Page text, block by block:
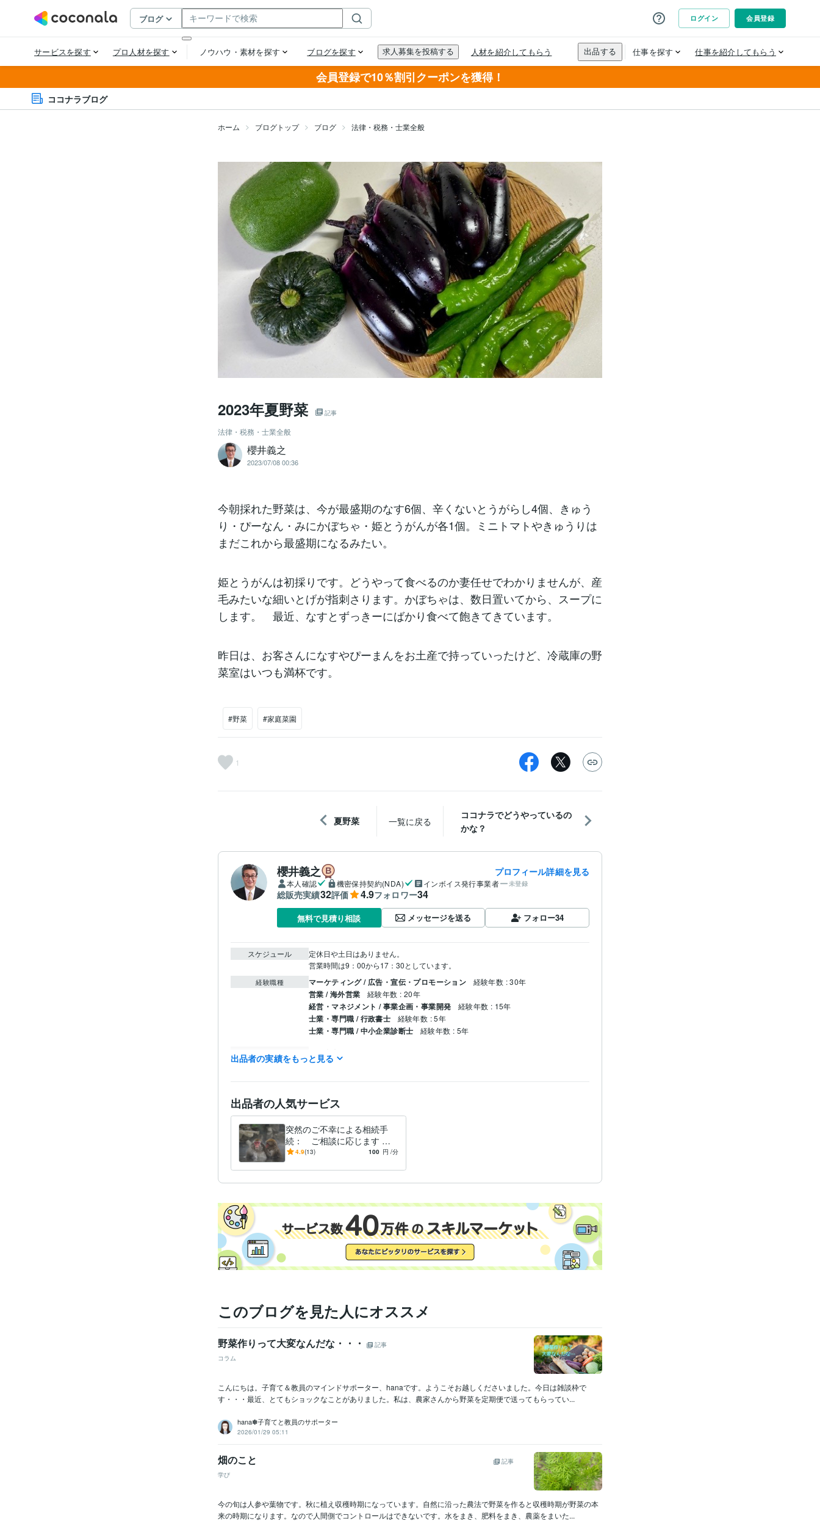
会員登録で10％割引クーポンを獲得！
ココナラブログ
ホーム ブログトップ ブログ 法律・税務・士業全般
2023年夏野菜 記事
法律・税務・士業全般
櫻井義之
2023/07/08 00:36
今朝採れた野菜は、今が最盛期のなす6個、辛くないとうがらし4個、きゅう
り・ぴーなん・みにかぼちゃ・姫とうがんが各1個。ミニトマトやきゅうりは
まだこれから最盛期になるみたい。
姫とうがんは初採りです。どうやって食べるのか妻任せでわかりませんが、産
毛みたいな細いとげが指刺さります。かぼちゃは、数日置いてから、スープに
します。 最近、なすとずっきーにばかり食べて飽きてきています。
昨日は、お客さんになすやぴーまんをお土産で持っていったけど、冷蔵庫の野
菜室はいつも満杯です。
#野菜 #家庭菜園
1
夏野菜 一覧に戻る
ココナラでどうやっているの
かな？
櫻井義之 プロフィール詳細を見る
本人確認 機密保持契約(NDA) インボイス発行事業者 未登録
総販売実績32評価 4.9フォロワー34
無料で見積り相談 メッセージを送る フォロー34
スケジュール
定休日や土日はありません。
経験職種 マーケティング / 広告・宣伝・プロモーション 経験年数 : 30年
営業 / 海外営業 経験年数 : 20年
経営・マネジメント / 事業企画・事業開発 経験年数 : 15年
士業・専門職 / 行政書士 経験年数 : 5年
士業・専門職 / 中小企業診断士 経験年数 : 5年
資格・検定 行政書士
中小企業診断士
経営 ビジネス 法律
ビジネス代行・事務代行
事業再構築
学歴 関西大学 1981年3月 ~ 1986年2月
語学力
出品者の実績をもっと見る
出品者の人気サービス
突然のご不幸による相続手
続： ご相談に応じます 行
政書士兼ファイナンシャルプ
4.9(13) 100 円 /分
このブログを見た人にオススメ
野菜作りって大変なんだな・・・
記事
コラム
こんにちは。子育て＆教員のマインドサポーター、hanaです。ようこそお越しくださいました。今日は雑談枠で
す・・・最近、とてもショックなことがありました。私は、農家さんから野菜を定期便で送ってもらってい...
hana✽子育てと教員のサポーター
2026/01/29 05:11
畑のこと
記事
学び
今の旬は人参や葉物です。秋に植え収穫時期になっています。自然に沿った農法で野菜を作ると収穫時期が野菜の本
来の時期になります。なので人間側でコントロールはできないです。水をまき、肥料をまき、農薬をまいた...